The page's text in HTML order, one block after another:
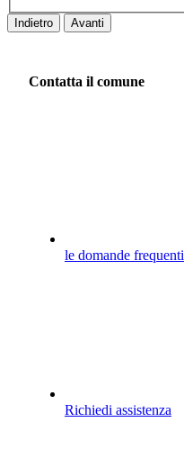
Indietro Avanti
Contatta il comune
le domande frequenti
Richiedi assistenza